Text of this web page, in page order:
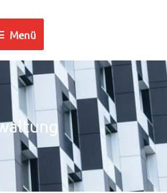
Menü